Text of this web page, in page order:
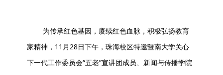
为传承红色基因，赓续红色血脉，积极弘扬教育
家精神，11月28日下午，珠海校区特邀暨南大学关心
下一代工作委员会“五老”宣讲团成员、新闻与传播学院